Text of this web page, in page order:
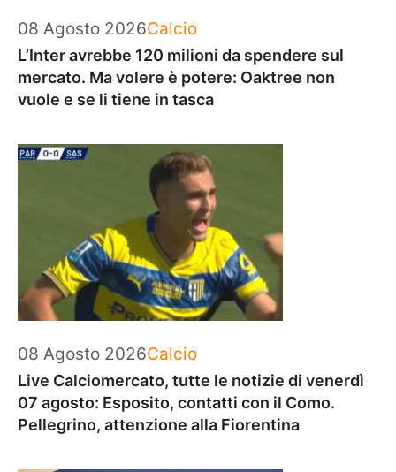
08 Agosto 2026Categorie
Calcio
L’Inter avrebbe 120 milioni da spendere sul
mercato. Ma volere è potere: Oaktree non
vuole e se li tiene in tasca
08 Agosto 2026Categorie
Calcio
Live Calciomercato, tutte le notizie di venerdì
07 agosto: Esposito, contatti con il Como.
Pellegrino, attenzione alla Fiorentina